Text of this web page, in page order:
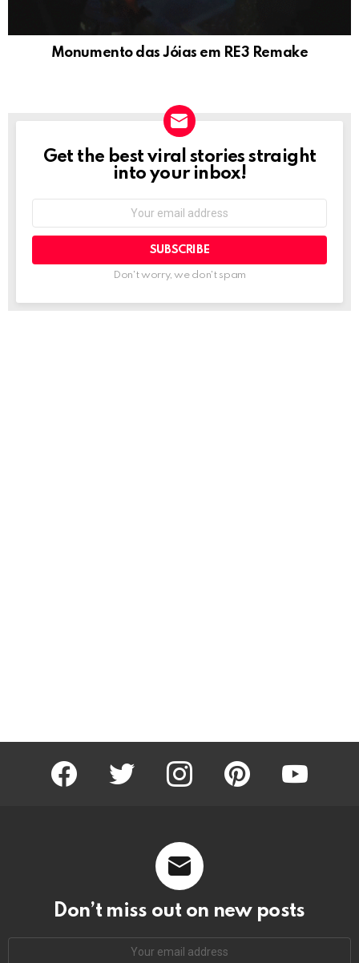
Monumento das Jóias em RE3 Remake
NEWSLETTER
Get the best viral stories straight
into your inbox!
Don't worry, we don't spam
facebook twitter instagram pinterest youtube
Don’t miss out on new posts